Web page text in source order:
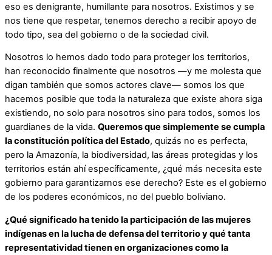
eso es denigrante, humillante para nosotros. Existimos y se
nos tiene que respetar, tenemos derecho a recibir apoyo de
todo tipo, sea del gobierno o de la sociedad civil.
Nosotros lo hemos dado todo para proteger los territorios,
han reconocido finalmente que nosotros —y me molesta que
digan también que somos actores clave— somos los que
hacemos posible que toda la naturaleza que existe ahora siga
existiendo, no solo para nosotros sino para todos, somos los
guardianes de la vida. Queremos que simplemente se cumpla
la constitución política del Estado, quizás no es perfecta,
pero la Amazonía, la biodiversidad, las áreas protegidas y los
territorios están ahí específicamente, ¿qué más necesita este
gobierno para garantizarnos ese derecho? Este es el gobierno
de los poderes económicos, no del pueblo boliviano.
¿Qué significado ha tenido la participación de las mujeres
indígenas en la lucha de defensa del territorio y qué tanta
representatividad tienen en organizaciones como la